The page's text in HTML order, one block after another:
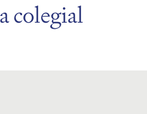
colegial